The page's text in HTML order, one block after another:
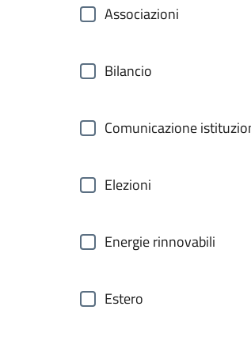
Associazioni
Bilancio
Comunicazione
Elezioni
Energie rinnovabili
Estero